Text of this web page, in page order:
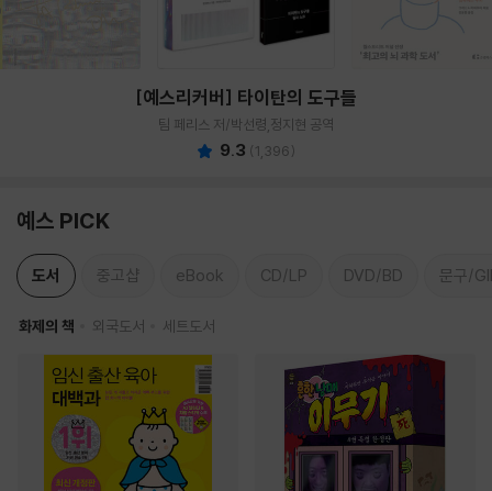
[예스리커버] 타이탄의 도구들
팀 페리스 저/박선령,정지현 공역
9.3 (1,396)
예스 PICK
도서 중고샵 eBook CD/LP DVD/BD 문구/
화제의 책 외국도서 세트도서